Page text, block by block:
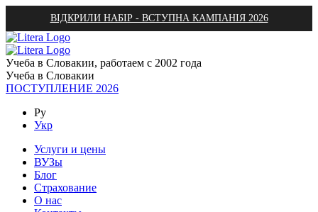
ВІДКРИЛИ НАБІР - ВСТУПНА КАМПАНІЯ 2026
Учеба в Словакии, работаем с 2002 года
Учеба в Словакии
ПОСТУПЛЕНИЕ 2026
Ру
Укр
Услуги и цены
ВУЗы
Блог
Страхование
О нас